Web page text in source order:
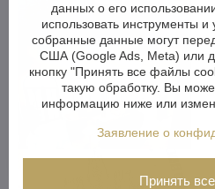
данных о его
использовать инструменты и
собранные данные могут
США (Google Ads, Meta) или
кнопку "Принять все файлы
такую обработку. Вы
информацию ниже или
Заявление о
Принять